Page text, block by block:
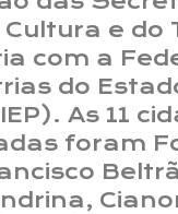
e do
com a
do
As 11
foram